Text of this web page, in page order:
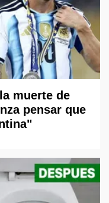
muerte de
pensar que